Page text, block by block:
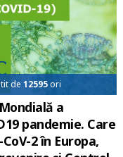
de12595ori
a
pandemie. Care
2 în Europa,